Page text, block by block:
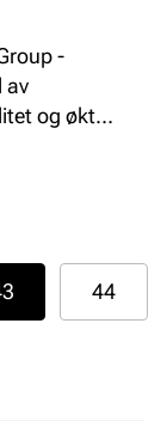
-
av
og økt
i overdel,
og det er
44